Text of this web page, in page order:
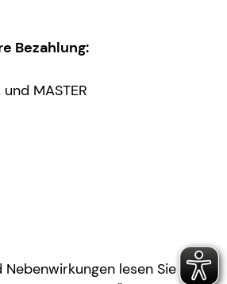
Bezahlung:
MASTER
Nebenwirkungen lesen Sie die